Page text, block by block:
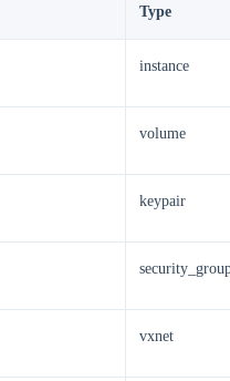
Type
instance
volume
keypair
vxnet